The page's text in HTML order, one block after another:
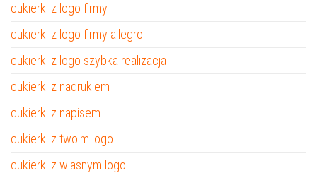
cukierki z logo firmy
cukierki z logo firmy allegro
cukierki z logo szybka realizacja
cukierki z nadrukiem
cukierki z napisem
cukierki z twoim logo
cukierki z wlasnym logo